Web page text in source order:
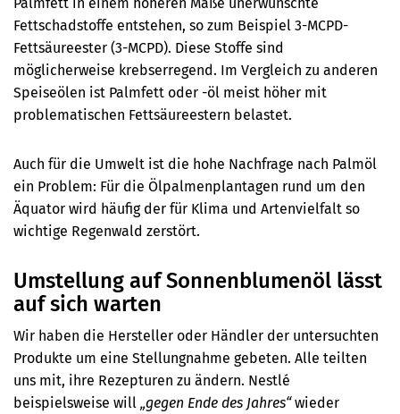
Fettschadstoffe entstehen, so zum Beispiel 3-MCPD-
Fettsäureester (3-MCPD). Diese Stoffe sind
möglicherweise krebserregend. Im Vergleich zu anderen
Speiseölen ist Palmfett oder -öl meist höher mit
problematischen Fettsäureestern belastet.
Auch für die Umwelt ist die hohe Nachfrage nach Palmöl
ein Problem: Für die Ölpalmenplantagen rund um den
Äquator wird häufig der für Klima und Artenvielfalt so
wichtige Regenwald zerstört.
Umstellung auf Sonnenblumenöl lässt
auf sich warten
Wir haben die Hersteller oder Händler der untersuchten
Produkte um eine Stellungnahme gebeten. Alle teilten
uns mit, ihre Rezepturen zu ändern. Nestlé
beispielsweise will „gegen Ende des Jahres“wieder